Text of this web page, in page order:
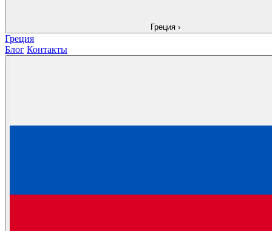
Греция ›
Греция
Блог Контакты